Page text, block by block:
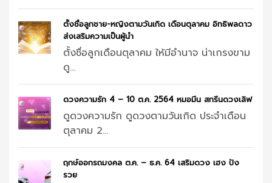
ตั้งชื่อลูกชาย-หญิงตามวันเกิด เดือนตุลาคม อิทธิพลดาว
ส่งเสริมความเป็นผู้นำ
ตั้งชื่อลูกเดือนตุลาคม ให้มีอำนาจ น่าเกรงขาม
ดู...
ดวงความรัก 4 – 10 ต.ค. 2564 หมอมีน สกรีนดวงเลิฟ
ดูดวงความรัก ดูดวงตามวันเกิด ประจำเดือน
ตุลาคม 2...
ฤกษ์ออกรถมงคล ต.ค. – ธ.ค. 64 เสริมดวง เฮง ปัง
รวย